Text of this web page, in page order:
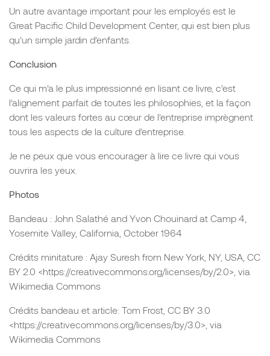
Un autre avantage important pour les employés est le
Great Pacific Child Development Center, qui est bien plus
qu’un simple jardin d’enfants.
Conclusion
Ce qui m’a le plus impressionné en lisant ce livre, c’est
l’alignement parfait de toutes les philosophies, et la façon
dont les valeurs fortes au cœur de l’entreprise imprègnent
tous les aspects de la culture d’entreprise.
Je ne peux que vous encourager à lire ce livre qui vous
ouvrira les yeux.
Photos
Bandeau : John Salathé and Yvon Chouinard at Camp 4,
Yosemite Valley, California, October 1964
Crédits minitature : Ajay Suresh from New York, NY, USA, CC
BY 2.0 <https://creativecommons.org/licenses/by/2.0>, via
Wikimedia Commons
Crédits bandeau et article: Tom Frost, CC BY 3.0
<https://creativecommons.org/licenses/by/3.0>, via
Wikimedia Commons